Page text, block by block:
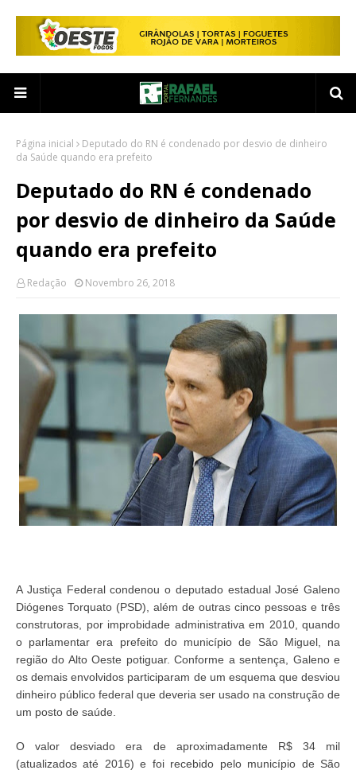
Página inicial
Deputado do RN é condenado por desvio de dinheiro
da Saúde quando era prefeito
Deputado do RN é condenado
por desvio de dinheiro da Saúde
quando era prefeito
Redação Novembro 26, 2018
A Justiça Federal condenou o deputado estadual José Galeno
Diógenes Torquato (PSD), além de outras cinco pessoas e três
construtoras, por improbidade administrativa em 2010, quando
o parlamentar era prefeito do município de São Miguel, na
região do Alto Oeste potiguar. Conforme a sentença, Galeno e
os demais envolvidos participaram de um esquema que desviou
dinheiro público federal que deveria ser usado na construção de
um posto de saúde.
O valor desviado era de aproximadamente R$ 34 mil
(atualizados até 2016) e foi recebido pelo município de São